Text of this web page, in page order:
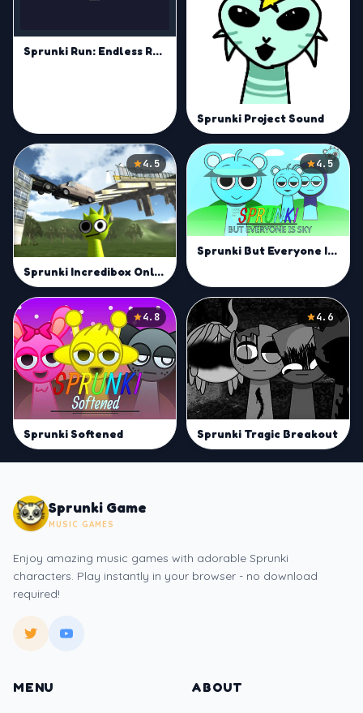
Sprunki Run: Endless Racing
Sprunki Project Sound
4.5
Sprunki Incredibox Only Up
4.5
Sprunki But Everyone Is Sky
4.8
Sprunki Softened
4.6
Sprunki Tragic Breakout
Sprunki Game
MUSIC GAMES
Enjoy amazing music games with adorable Sprunki
characters. Play instantly in your browser - no download
required!
MENU ABOUT